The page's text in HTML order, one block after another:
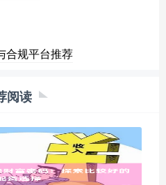
合规平台推荐
阅读